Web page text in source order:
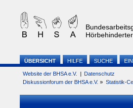
ÜBERSICHT HILFE SUCHE
Website der BHSA e.V. | Datenschutz
Diskussionforum der BHSA e.V. » Statistik-